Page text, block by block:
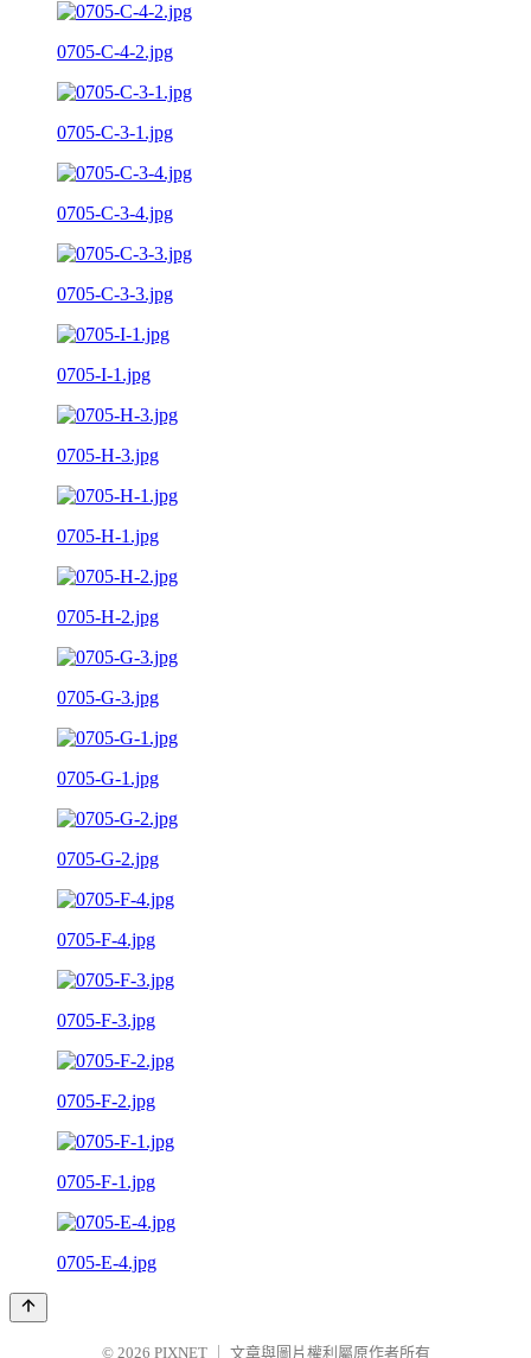
0705-C-4-2.jpg
0705-C-3-1.jpg
0705-C-3-4.jpg
0705-C-3-3.jpg
0705-I-1.jpg
0705-H-3.jpg
0705-H-1.jpg
0705-H-2.jpg
0705-G-3.jpg
0705-G-1.jpg
0705-G-2.jpg
0705-F-4.jpg
0705-F-3.jpg
0705-F-2.jpg
0705-F-1.jpg
0705-E-4.jpg
© 2026 PIXNET 文章與圖片權利屬原作者所有